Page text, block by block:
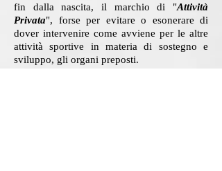
fin dalla nascita, il marchio di "Attività
Privata", forse per evitare o esonerare di
dover intervenire come avviene per le altre
attività sportive in materia di sostegno e
sviluppo, gli organi preposti.